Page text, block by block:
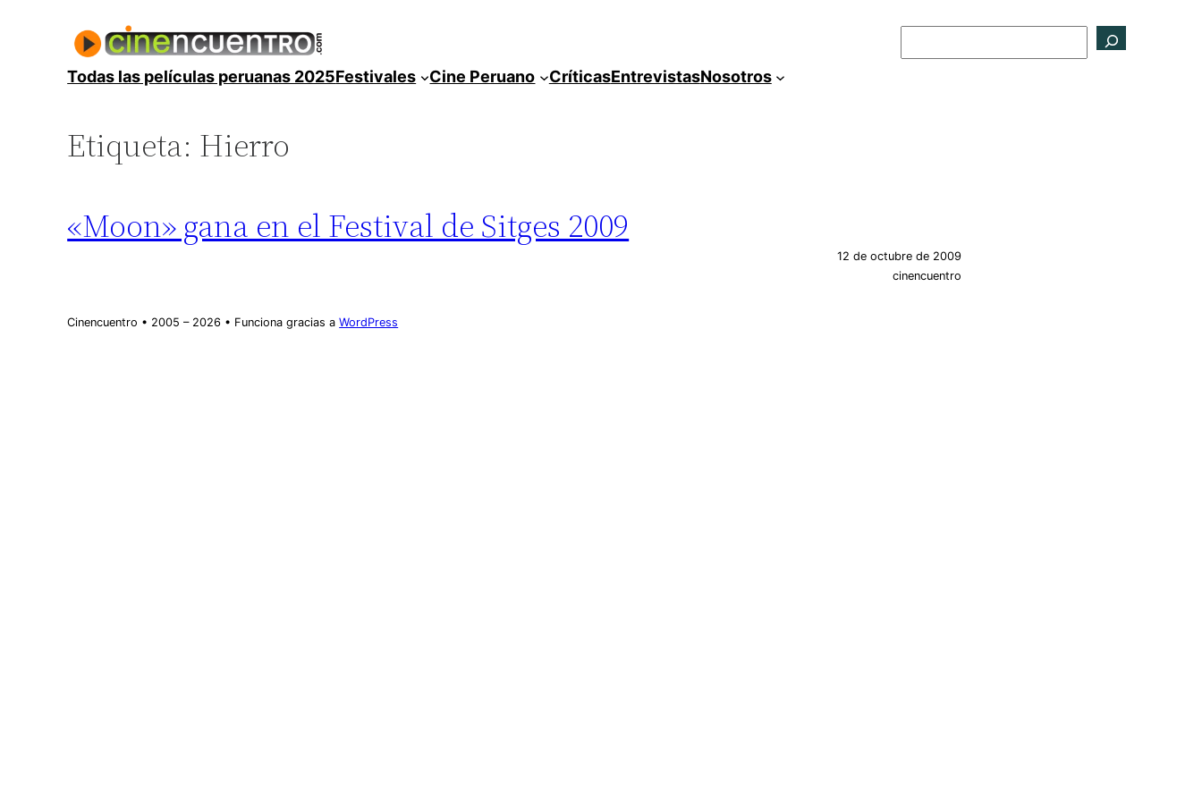
contenidoTodas las películas peruanas 2025Festivales Cine Peruano CríticasEntrevistasNosotros
Etiqueta: Hierro
«Moon» gana en el Festival de Sitges 2009
12 de octubre de 2009
cinencuentro
Cinencuentro • 2005 – 2026 • Funciona gracias aWordPress